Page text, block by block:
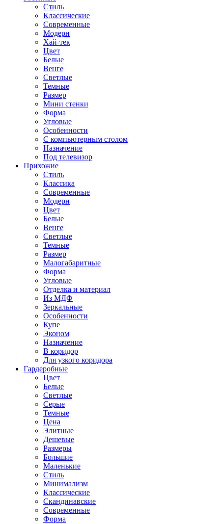
Стиль
Классические
Современные
Модерн
Хай-тек
Цвет
Белые
Венге
Светлые
Темные
Размер
Мини стенки
Форма
Угловые
Особенности
С компьютерным столом
Назначение
Под телевизор
Прихожие
Стиль
Классика
Современные
Модерн
Цвет
Белые
Венге
Светлые
Темные
Размер
Малогабаритные
Форма
Угловые
Отделка и материал
Из МДФ
Зеркальные
Особенности
Купе
Эконом
Назначение
В коридор
Для узкого коридора
Гардеробные
Цвет
Белые
Светлые
Серые
Темные
Цена
Элитные
Дешевые
Размеры
Большие
Маленькие
Стиль
Минимализм
Классические
Скандинавские
Современные
Форма